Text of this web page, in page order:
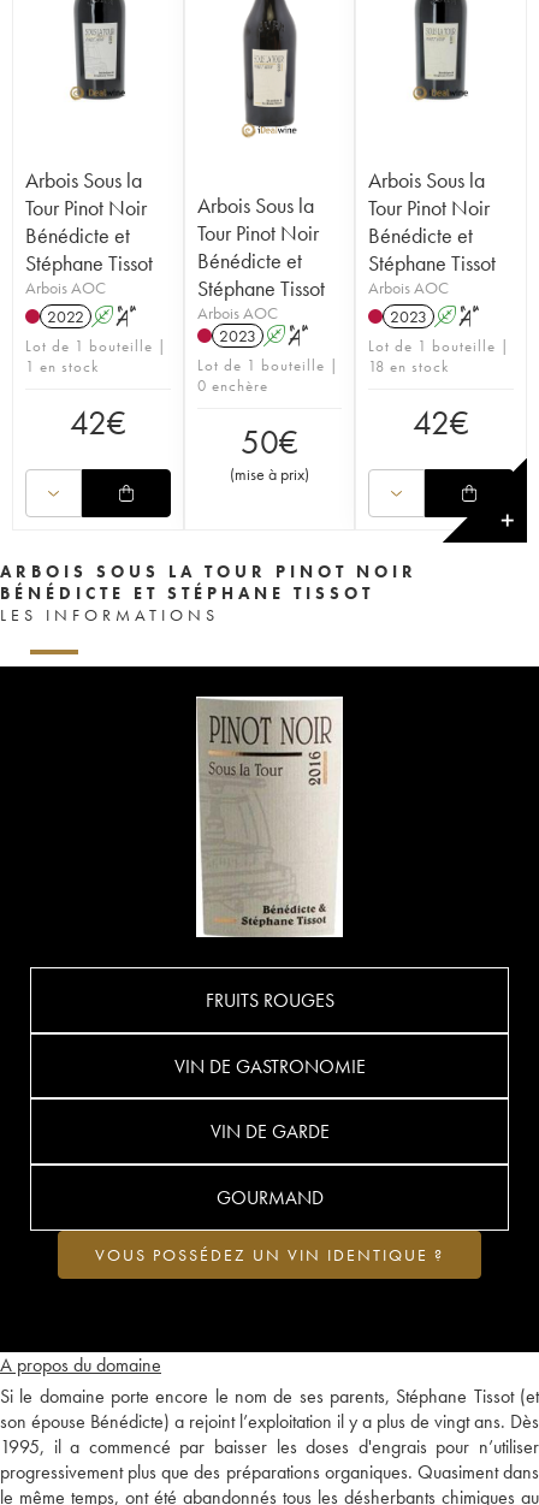
Arbois Sous la
Tour Pinot Noir
Bénédicte et
Stéphane Tissot
Arbois AOC
2022 A S
Lot de 1 bouteille |
1 en stock
42€
Arbois Sous la
Tour Pinot Noir
Bénédicte et
Stéphane Tissot
Arbois AOC
2023 A S
Lot de 1 bouteille |
0 enchère
50€
(mise à prix)
Arbois Sous la
Tour Pinot Noir
Bénédicte et
Stéphane Tissot
Arbois AOC
2023 A S
Lot de 1 bouteille |
18 en stock
42€
✕
ARBOIS SOUS LA TOUR PINOT NOIR
BÉNÉDICTE ET STÉPHANE TISSOT
LES INFORMATIONS
A propos du domaine
Si le domaine porte encore le nom de ses parents, Stéphane Tissot (et
son épouse Bénédicte) a rejoint l’exploitation il y a plus de vingt ans. Dès
1995, il a commencé par baisser les doses d'engrais pour n’utiliser
progressivement plus que des préparations organiques. Quasiment dans
le même temps, ont été abandonnés tous les désherbants chimiques au
FRUITS ROUGES
VIN DE GASTRONOMIE
VIN DE GARDE
GOURMAND
VOUS POSSÉDEZ UN VIN IDENTIQUE ?